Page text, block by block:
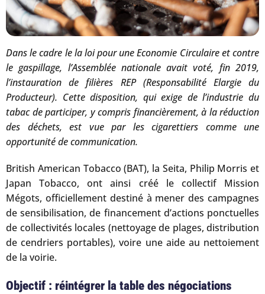
Dans le cadre le la loi pour une Economie Circulaire et contre
le gaspillage, l’Assemblée nationale avait voté, fin 2019,
l’instauration de filières REP (Responsabilité Elargie du
Producteur). Cette disposition, qui exige de l’industrie du
tabac de participer, y compris financièrement, à la réduction
des déchets, est vue par les cigarettiers comme une
opportunité de communication.
British American Tobacco (BAT), la Seita, Philip Morris et
Japan Tobacco, ont ainsi créé le collectif Mission
Mégots, officiellement destiné à mener des campagnes
de sensibilisation, de financement d’actions ponctuelles
de collectivités locales (nettoyage de plages, distribution
de cendriers portables), voire une aide au nettoiement
de la voirie.
Objectif : réintégrer la table des négociations